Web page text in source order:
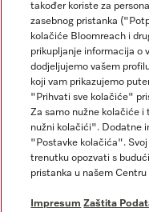
Impresum
Opći uvjeti
Zaštita podataka
Uvjeti Korištenja
Izjava o pristupačnosti
Zakon o digitalnim
također koriste za
zasebnog pristanka
kolačiće Bloomreach i
prikupljanje informacija o
dodjeljujemo vašem
koji vam prikazujemo
"Prihvati sve kolačiće"
Za samo nužne kolačiće
nužni kolačići". Dodatne
"Postavke kolačića".
trenutku opozvati s
pristanka u našem Centru
Impresum Zaštita